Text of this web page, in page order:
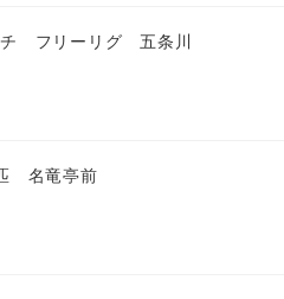
フリーリグ 五条川
名竜亭前